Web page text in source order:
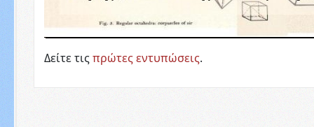
Δείτε τιςπρώτες εντυπώσεις.